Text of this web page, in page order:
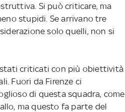
Si può criticare, ma
stupidi. Se arrivano tre
solo quelli, non si
stati criticati con più obiettività
Fuori da Firenze ci
di questa squadra, come
ma questo fa parte del